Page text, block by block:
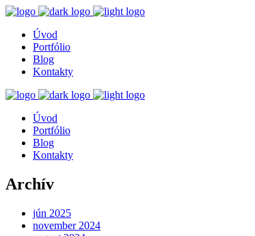
Úvod
Portfólio
Blog
Kontakty
Úvod
Portfólio
Blog
Kontakty
Archív
jún 2025
november 2024